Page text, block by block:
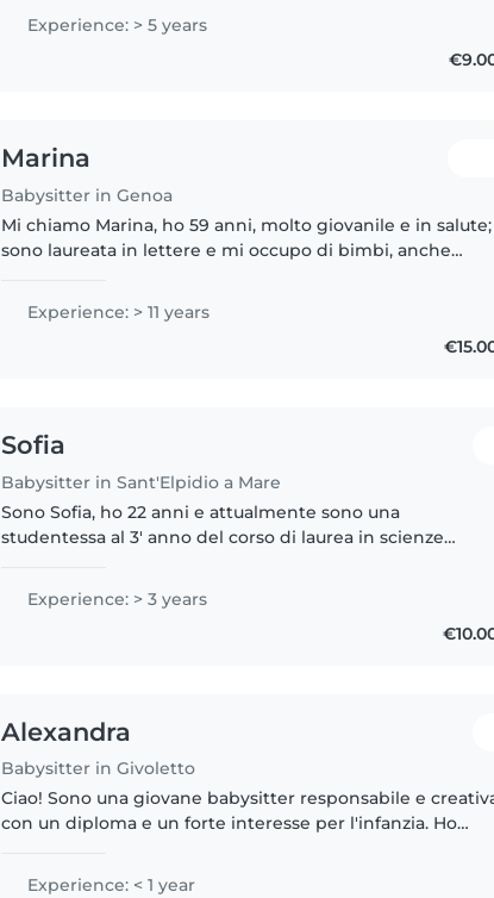
musica e mi..
Experience: > 5 years
Marina
Babysitter in Genoa
Mi chiamo Marina, ho 59 anni, molto giovanile e in salute;
sono laureata in lettere e mi occupo di bimbi, anche
sono libera da..
Experience: > 11 years
Sofia
Babysitter in Sant'Elpidio a Mare
Sono Sofia, ho 22 anni e attualmente sono una
studentessa al 3' anno del corso di laurea in scienze
Experience: > 3 years
Alexandra
Babysitter in Givoletto
Ciao! Sono una giovane babysitter responsabile e
con un diploma e un forte interesse per l'infanzia. Ho
particolarmente brava..
Experience: < 1 year